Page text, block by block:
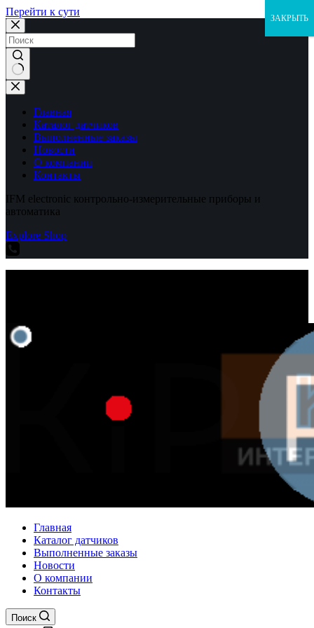
Перейти к сути
Ничего
не
найденоГлавная
Каталог датчиков
Выполненные заказы
Новости
О компании
Контакты
IFM electronic контрольно-измерительные приборы и
автоматика
Explore Shop
Главная
Каталог датчиков
Выполненные заказы
Новости
О компании
Контакты
Поиск
ЗАКРЫТЬ